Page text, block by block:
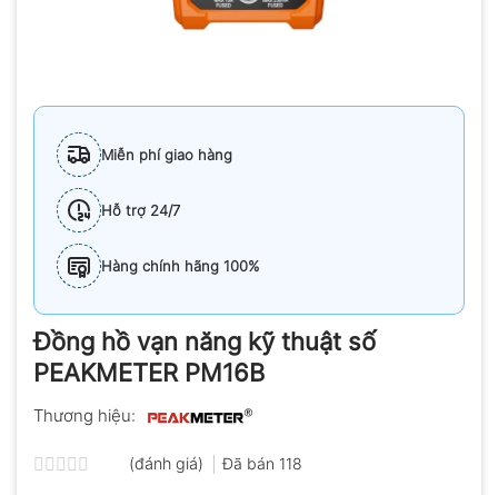
Miễn phí giao hàng
Hỗ trợ 24/7
Hàng chính hãng 100%
Đồng hồ vạn năng kỹ thuật số
PEAKMETER PM16B
Thương hiệu:
(đánh giá) Đã bán 118